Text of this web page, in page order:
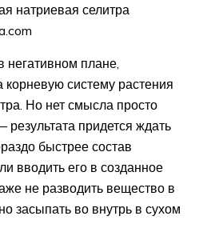
натриевая селитра
плане,
корневую систему растения
Но нет смысла просто
результата придется ждать
быстрее состав
вводить его в созданное
не разводить вещество в
засыпать во внутрь в сухом